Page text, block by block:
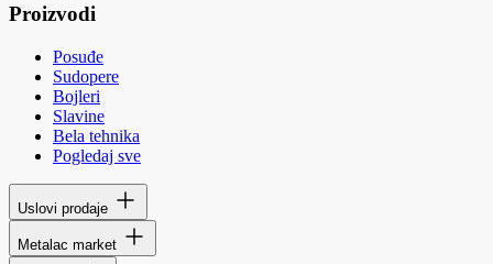
Proizvodi
Posuđe
Sudopere
Bojleri
Slavine
Bela tehnika
Pogledaj sve
Uslovi prodaje
Metalac market